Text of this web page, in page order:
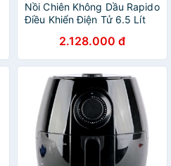
Nồi Chiên Không Dầu Rapido
Điều Khiển Điện Tử 6.5 Lít
2.128.000 đ